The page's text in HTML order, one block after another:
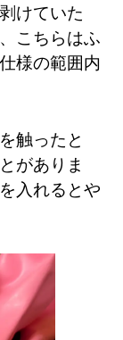
けていた
こちらはふ
様の範囲内
触ったと
がありま
入れるとや